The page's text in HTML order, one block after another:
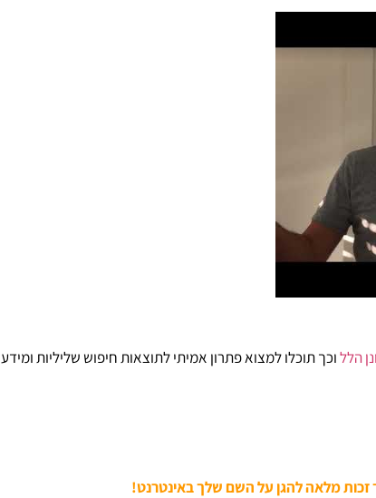
הללוכך תוכלו למצוא פתרון אמיתי לתוצאות חיפוש שליליות ומידע
זכות מלאה להגן על השם שלך באינטרנט!